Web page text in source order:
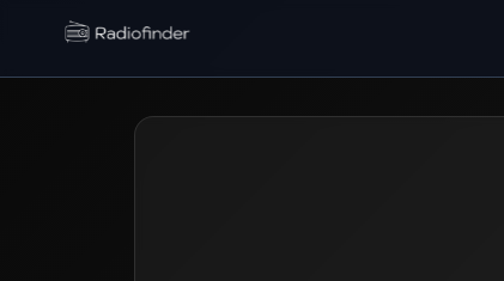
Radiofinder home